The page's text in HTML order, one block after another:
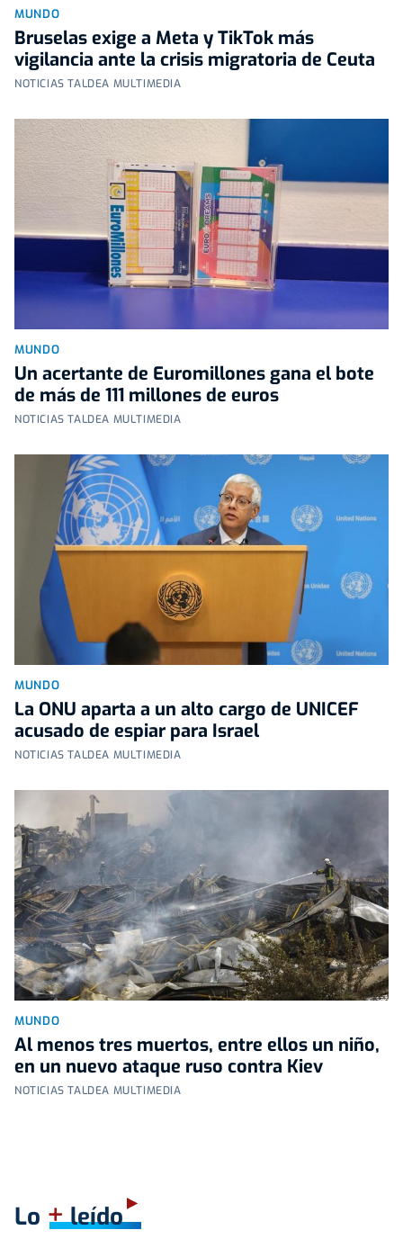
MUNDO
Bruselas exige a Meta y TikTok más
vigilancia ante la crisis migratoria de Ceuta
NOTICIAS TALDEA MULTIMEDIA
MUNDO
Un acertante de Euromillones gana el bote
de más de 111 millones de euros
NOTICIAS TALDEA MULTIMEDIA
MUNDO
La ONU aparta a un alto cargo de UNICEF
acusado de espiar para Israel
NOTICIAS TALDEA MULTIMEDIA
MUNDO
Al menos tres muertos, entre ellos un niño,
en un nuevo ataque ruso contra Kiev
NOTICIAS TALDEA MULTIMEDIA
Lo +leído